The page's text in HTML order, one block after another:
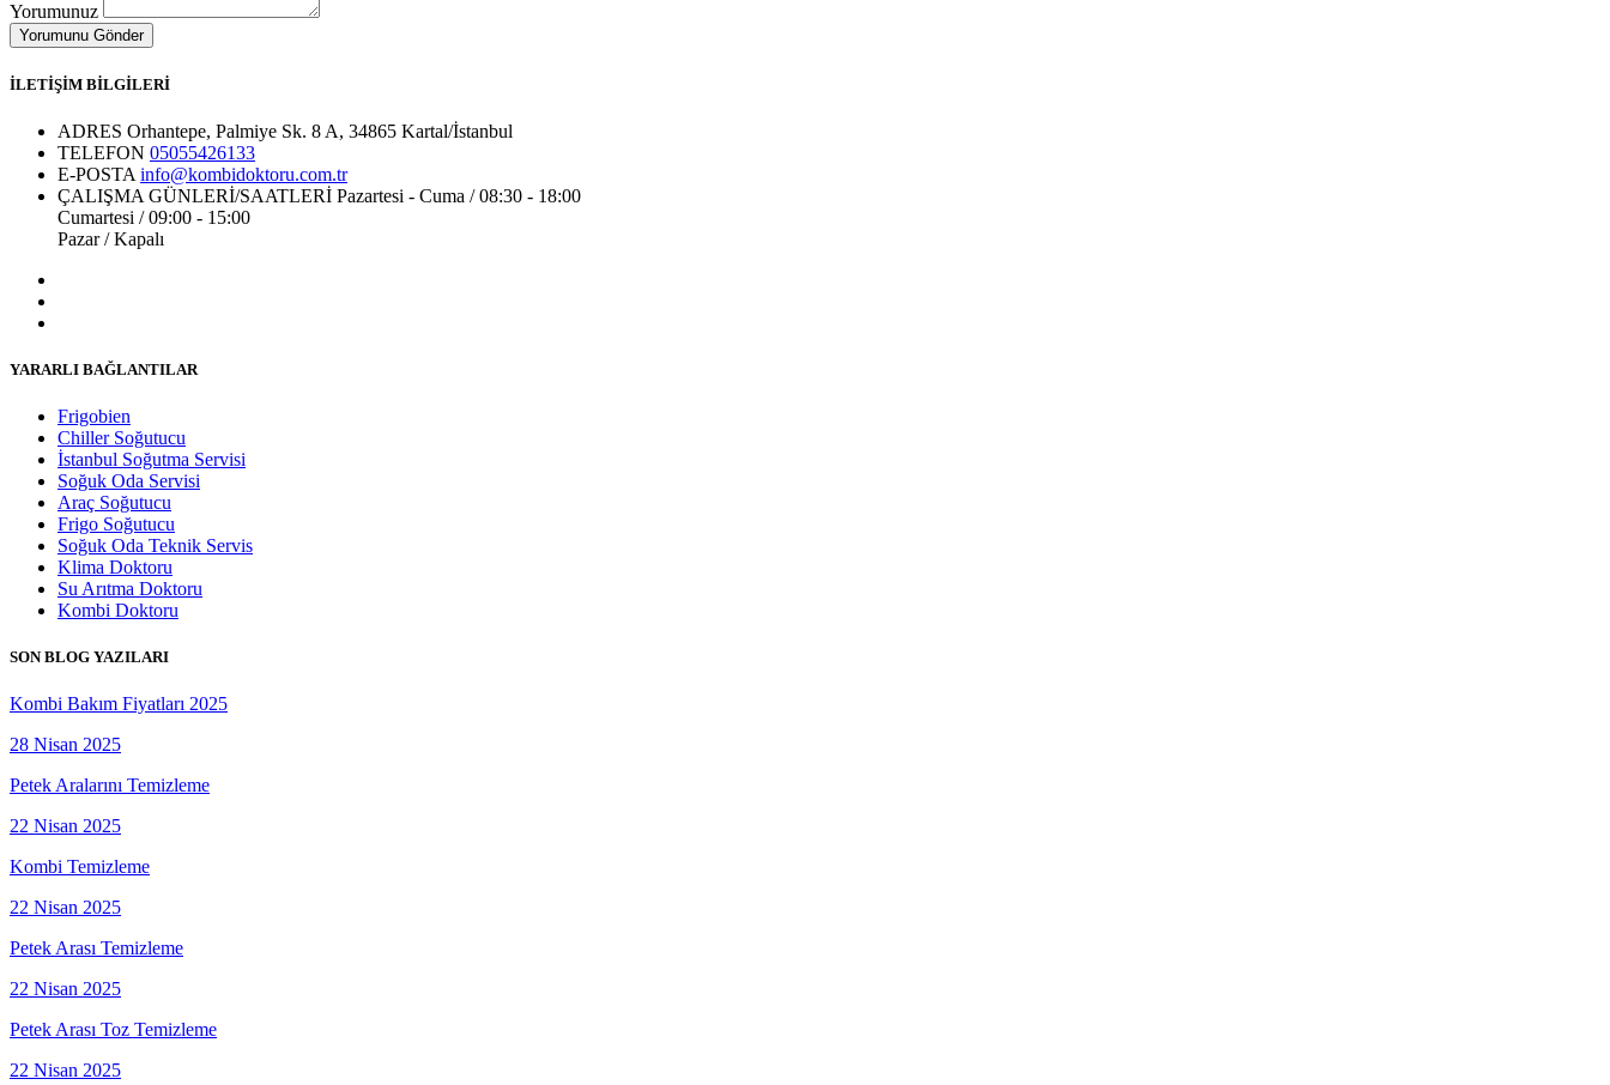
Yorumunuz
İLETİŞİM BİLGİLERİ
ADRES Orhantepe, Palmiye Sk. 8 A, 34865 Kartal/İstanbul
TELEFON 05055426133
E-POSTA info@kombidoktoru.com.tr
ÇALIŞMA GÜNLERİ/SAATLERİ Pazartesi - Cuma / 08:30 - 18:00
Cumartesi / 09:00 - 15:00
Pazar / Kapalı
YARARLI BAĞLANTILAR
Frigobien
Chiller Soğutucu
İstanbul Soğutma Servisi
Soğuk Oda Servisi
Araç Soğutucu
Frigo Soğutucu
Soğuk Oda Teknik Servis
Klima Doktoru
Su Arıtma Doktoru
Kombi Doktoru
SON BLOG YAZILARI
Kombi Bakım Fiyatları 2025
28 Nisan 2025
Petek Aralarını Temizleme
22 Nisan 2025
Kombi Temizleme
22 Nisan 2025
Petek Arası Temizleme
22 Nisan 2025
Petek Arası Toz Temizleme
22 Nisan 2025